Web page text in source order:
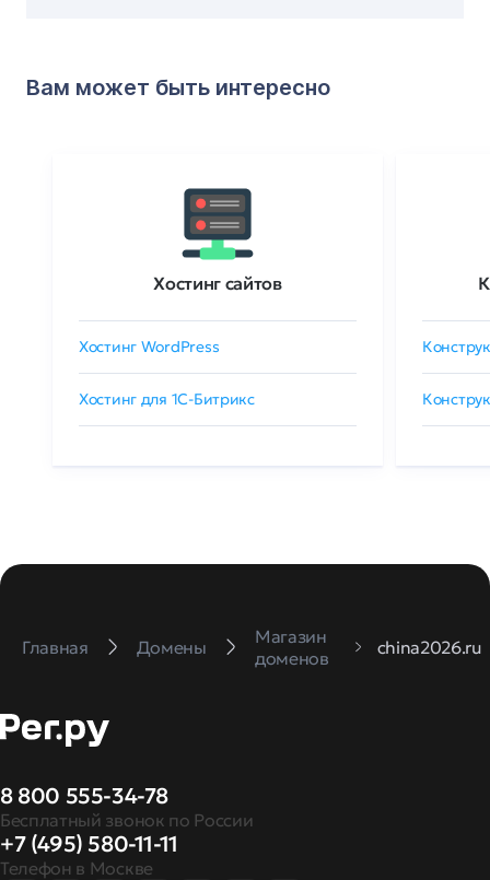
Вам может быть интересно
Хостинг сайтов
Хостинг WordPress
Хостинг для 1C-Битрикс
Главная Домены
Магазин
доменов
china2026.ru
8 800 555-34-78
Бесплатный звонок по России
+7 (495) 580-11-11
Телефон в Москве